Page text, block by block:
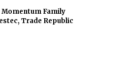
Family
Trade Republic